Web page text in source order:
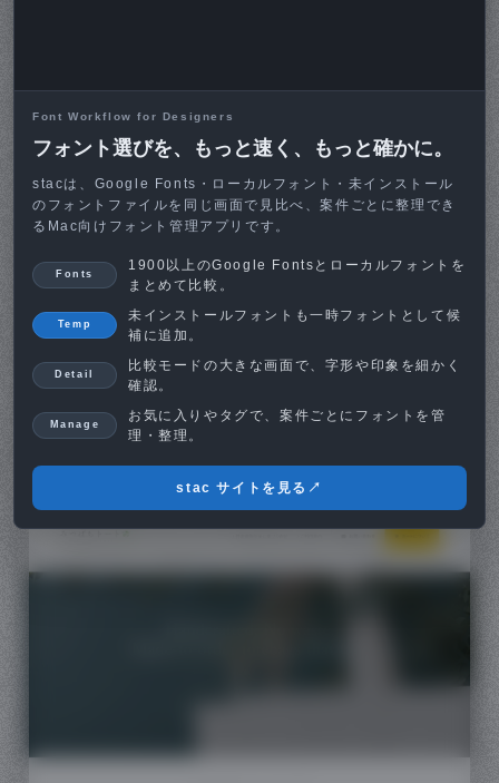
KAWAI
カワイ株式会社
福井県小浜市で若狭塗箸をハンドメイドで製造さ
れているカワイ株式会社様のランディングページ
を制作しました。ヨーロッパ、アメリカ、オセア
ニア、アジアの小売店へ販路を拡大されているた
ディングページ。箸の魅力が伝わるデザインを提
供させていただきました。
Font Workflow for Designers
フォント選びを、もっと速く、もっと確かに。
stacは、Google Fonts・ローカルフォント・未インストール
のフォントファイルを同じ画面で見比べ、案件ごとに整理でき
るMac向けフォント管理アプリです。
Fonts
1900以上のGoogle Fontsとローカルフォントを
まとめて比較。
Temp
未インストールフォントも一時フォントとして候
補に追加。
Detail
比較モードの大きな画面で、字形や印象を細かく
確認。
Manage
お気に入りやタグで、案件ごとにフォントを管
理・整理。
stac サイトを見る ↗